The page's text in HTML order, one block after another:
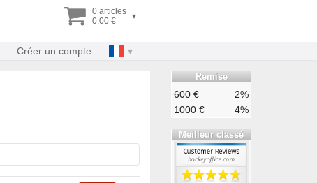
0 articles
0.00 €
▾
Créer un compte
Remise
600 €
2%
1000 €
4%
Meilleur classé